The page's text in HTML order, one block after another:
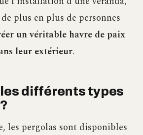
plus en plus de personnes
un véritable havre de paix
leur extérieur.
différents types
les pergolas sont disponibles